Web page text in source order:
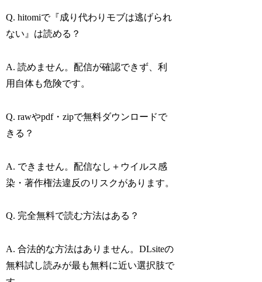
Q. hitomiで『成り代わりモブは逃げられ
ない』は読める？
A. 読めません。配信が確認できず、利
用自体も危険です。
Q. rawやpdf・zipで無料ダウンロードで
きる？
A. できません。配信なし＋ウイルス感
染・著作権法違反のリスクがあります。
Q. 完全無料で読む方法はある？
A. 合法的な方法はありません。DLsiteの
無料試し読みが最も無料に近い選択肢で